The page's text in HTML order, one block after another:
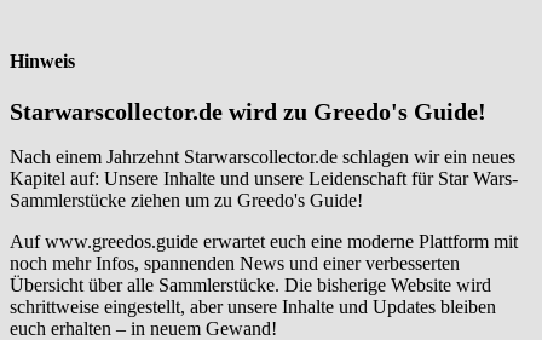
Hinweis
Starwarscollector.de wird zu Greedo's Guide!
Nach einem Jahrzehnt Starwarscollector.de schlagen wir ein neues
Kapitel auf: Unsere Inhalte und unsere Leidenschaft für Star Wars-
Sammlerstücke ziehen um zu Greedo's Guide!
Auf www.greedos.guide erwartet euch eine moderne Plattform mit
noch mehr Infos, spannenden News und einer verbesserten
Übersicht über alle Sammlerstücke. Die bisherige Website wird
schrittweise eingestellt, aber unsere Inhalte und Updates bleiben
euch erhalten – in neuem Gewand!